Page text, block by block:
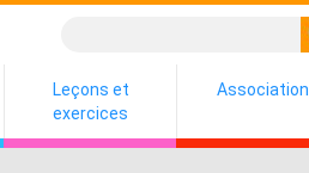
Leçons et
exercices
Association